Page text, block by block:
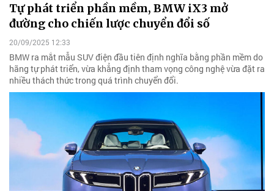
Tự phát triển phần mềm, BMW iX3 mở
đường cho chiến lược chuyển đổi số
20/09/2025 12:33
BMW ra mắt mẫu SUV điện đầu tiên định nghĩa bằng phần mềm do
hãng tự phát triển, vừa khẳng định tham vọng công nghệ vừa đặt ra
nhiều thách thức trong quá trình chuyển đổi.